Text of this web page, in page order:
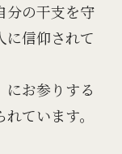
分の干支を守
に信仰されて
にお参りする
ています。